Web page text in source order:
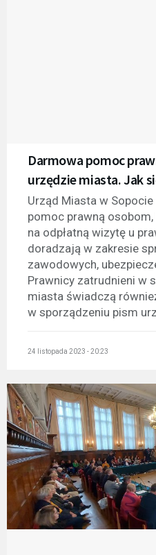
Darmowa pomoc
urzędzie miasta. Jak
Urząd Miasta w
pomoc prawną
na odpłatną wizytę u
doradzają w zakresie
zawodowych,
Prawnicy zatrudnieni w
miasta świadczą
w sporządzeniu pism
24 listopada 2023 - 20:23